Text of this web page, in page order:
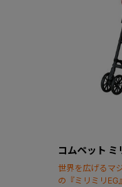
コムペット ミ
世界を広げるマ
の『ミリミリEG